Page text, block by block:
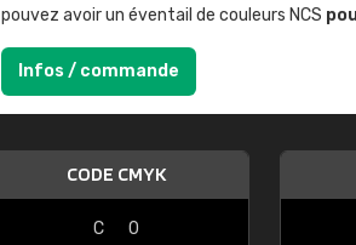
pouvez avoir un éventail de couleurs NCS
Infos / commande
CODE CMYK
C
0